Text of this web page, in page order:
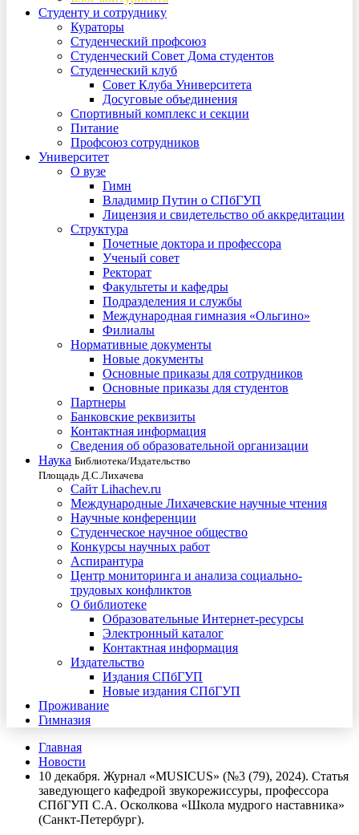
Студенту и сотруднику
Кураторы
Студенческий профсоюз
Студенческий Совет Дома студентов
Студенческий клуб
Совет Клуба Университета
Досуговые объединения
Спортивный комплекс и секции
Питание
Профсоюз сотрудников
Университет
О вузе
Гимн
Владимир Путин о СПбГУП
Лицензия и свидетельство об аккредитации
Структура
Почетные доктора и профессора
Ученый совет
Ректорат
Факультеты и кафедры
Подразделения и службы
Международная гимназия «Ольгино»
Филиалы
Нормативные документы
Новые документы
Основные приказы для сотрудников
Основные приказы для студентов
Партнеры
Банковские реквизиты
Контактная информация
Сведения об образовательной организации
Наука Библиотека/Издательство
Площадь Д.С.Лихачева
Сайт Lihachev.ru
Международные Лихачевские научные чтения
Научные конференции
Студенческое научное общество
Конкурсы научных работ
Аспирантура
Центр мониторинга и анализа социально-
трудовых конфликтов
О библиотеке
Образовательные Интернет-ресурсы
Электронный каталог
Контактная информация
Издательство
Издания СПбГУП
Новые издания СПбГУП
Проживание
Гимназия
Главная
Новости
10 декабря. Журнал «MUSICUS» (№3 (79), 2024). Статья
заведующего кафедрой звукорежиссуры, профессора
СПбГУП С.А. Осколкова «Школа мудрого наставника»
(Санкт-Петербург).